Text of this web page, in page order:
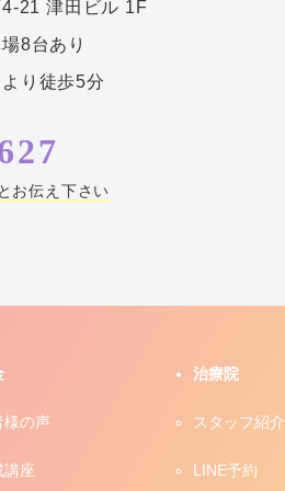
21 津田ビル 1F
8台あり
り徒歩5分
お伝え下さい
様の声
講座
治療院
スタッフ紹介
LINE予約